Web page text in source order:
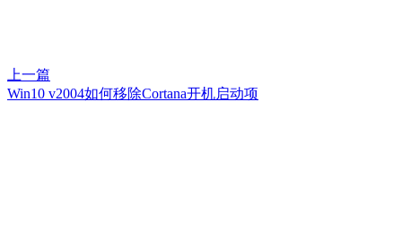
上一篇
Win10 v2004如何移除Cortana开机启动项